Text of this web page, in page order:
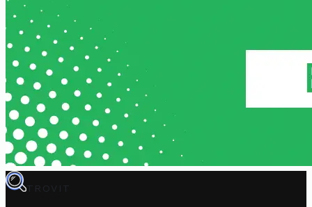
TROVIT